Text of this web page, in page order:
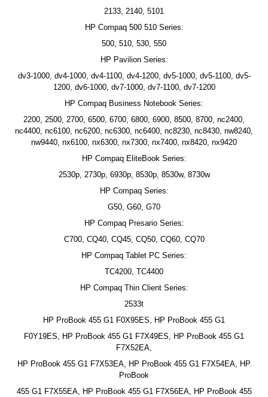
2133, 2140, 5101
HP Compaq 500 510 Series:
500, 510, 530, 550
HP Pavilion Series:
dv3-1000, dv4-1000, dv4-1100, dv4-1200, dv5-1000, dv5-1100, dv5-
1200, dv6-1000, dv7-1000, dv7-1100, dv7-1200
HP Compaq Business Notebook Series:
2200, 2500, 2700, 6500, 6700, 6800, 6900, 8500, 8700, nc2400,
nc4400, nc6100, nc6200, nc6300, nc6400, nc8230, nc8430, nw8240,
nw9440, nx6100, nx6300, nx7300, nx7400, nx8420, nx9420
HP Compaq EliteBook Series:
2530p, 2730p, 6930p, 8530p, 8530w, 8730w
HP Compaq Series:
G50, G60, G70
HP Compaq Presario Series:
C700, CQ40, CQ45, CQ50, CQ60, CQ70
HP Compaq Tablet PC Series:
TC4200, TC4400
HP Compaq Thin Client Series:
2533t
HP ProBook 455 G1 F0X95ES, HP ProBook 455 G1
F0Y19ES, HP ProBook 455 G1 F7X49ES, HP ProBook 455 G1
F7X52EA,
HP ProBook 455 G1 F7X53EA, HP ProBook 455 G1 F7X54EA, HP
ProBook
455 G1 F7X55EA, HP ProBook 455 G1 F7X56EA, HP ProBook 455